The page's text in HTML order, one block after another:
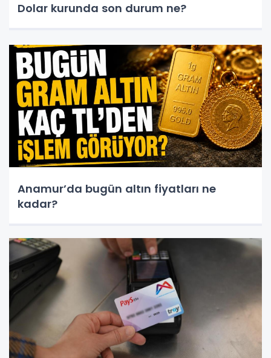
Dolar kurunda son durum ne?
Anamur’da bugün altın fiyatları ne
kadar?